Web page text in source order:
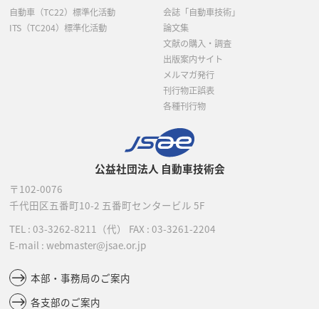
公益社団法人 自動車技術会
〒102-0076
千代田区五番町10-2 五番町センタービル 5F
TEL : 03-3262-8211 （代） FAX : 03-3261-2204
E-mail : webmaster@jsae.or.jp
本部・事務局のご案内
各支部のご案内
自動車（TC22）標準化活動
ITS（TC204）標準化活動
会誌「自動車技術」
論文集
文献の購入・調査
出版案内サイト
メルマガ発行
刊行物正誤表
各種刊行物